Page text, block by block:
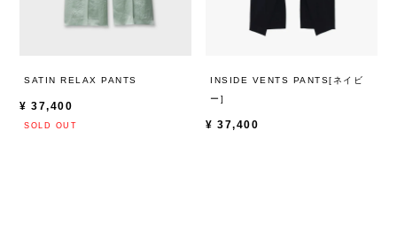
SATIN RELAX PANTS
¥ 37,400
INSIDE VENTS PANTS[ネイビ
ー]
¥ 37,400